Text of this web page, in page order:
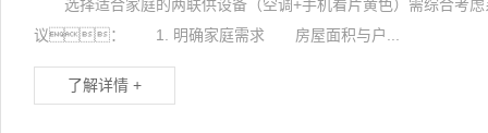
选择适合家庭的两联供设备（空调+手机看片黄色）需综合
议： 1. 明确家庭需求 房屋面积与户...
了解详情 +